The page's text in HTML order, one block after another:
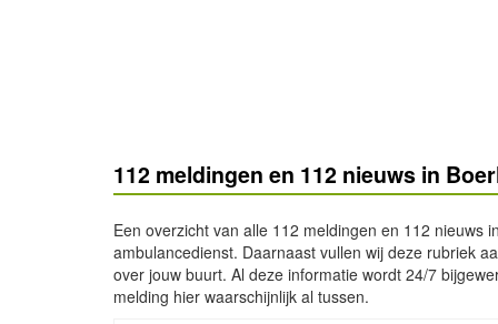
112 meldingen en 112 nieuws in
Een overzicht van alle 112 meldingen en 112 nieuws
ambulancedienst. Daarnaast vullen wij deze rubriek
over jouw buurt. Al deze informatie wordt 24/7
melding hier waarschijnlijk al tussen.